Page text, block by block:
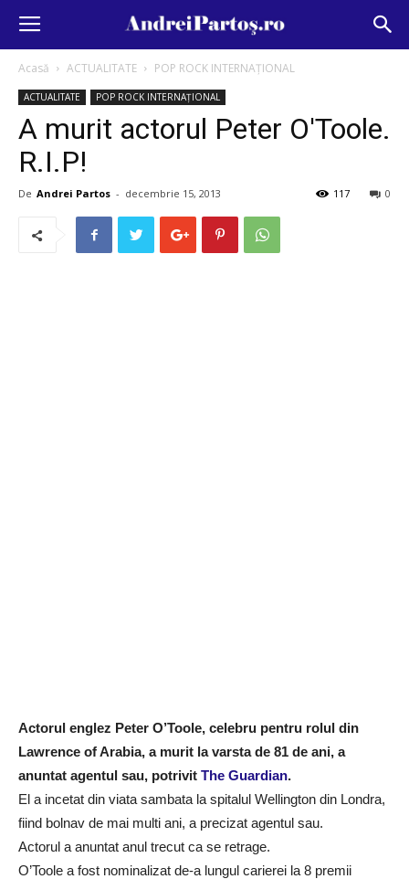
Acasă ACTUALITATE POP ROCK INTERNAȚIONAL
ACTUALITATE POP ROCK INTERNAȚIONAL
A murit actorul Peter O'Toole.
R.I.P!
De Andrei Partos - decembrie 15, 2013 0
117
Actorul englez Peter O’Toole, celebru pentru rolul din
Lawrence of Arabia, a murit la varsta de 81 de ani, a
anuntat agentul sau, potrivit The Guardian.
El a incetat din viata sambata la spitalul Wellington din Londra,
fiind bolnav de mai multi ani, a precizat agentul sau.
Actorul a anuntat anul trecut ca se retrage.
O’Toole a fost nominalizat de-a lungul carierei la 8 premii